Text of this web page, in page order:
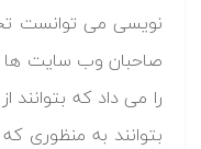
نویسی می توانست
صاحبان وب سایت ها
را می داد که بتوانند
بتوانند به منظوری